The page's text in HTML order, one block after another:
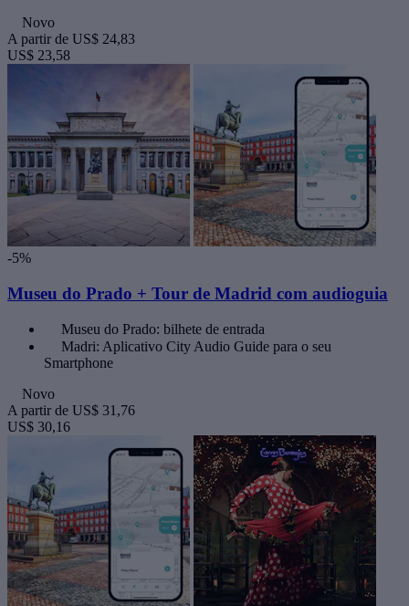
Novo
A partir de US$ 24,83
US$ 23,58
-5%
Museu do Prado + Tour de Madrid com audioguia
Museu do Prado: bilhete de entrada
Madri: Aplicativo City Audio Guide para o seu
Smartphone
Novo
A partir de US$ 31,76
US$ 30,16